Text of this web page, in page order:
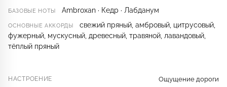
БАЗОВЫЕ НОТЫ Ambroxan · Кедр · Лабданум
ОСНОВНЫЕ АККОРДЫ
свежий пряный, амбровый, цитрусовый,
фужерный, мускусный, древесный, травяной, лавандовый,
тёплый пряный
НАСТРОЕНИЕ Ощущение дороги